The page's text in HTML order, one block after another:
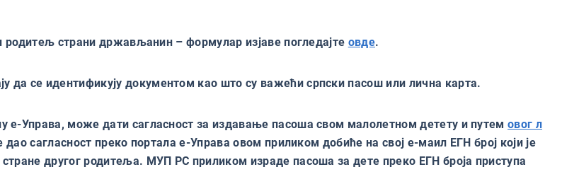
родитељ страни држављанин – формулар изјаве погледајте овде.
се идентификују документом као што су важећи српски пасош или лична карта.
е-Управа, може дати сагласност за издавање пасоша свом малолетном детету и путемовог л
сагласност преко портала е-Управа овом приликом добиће на свој е-маил ЕГН број који је
другог родитеља. МУП РС приликом израде пасоша за дете преко ЕГН броја приступа